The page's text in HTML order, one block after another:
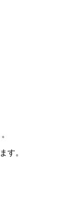
す。